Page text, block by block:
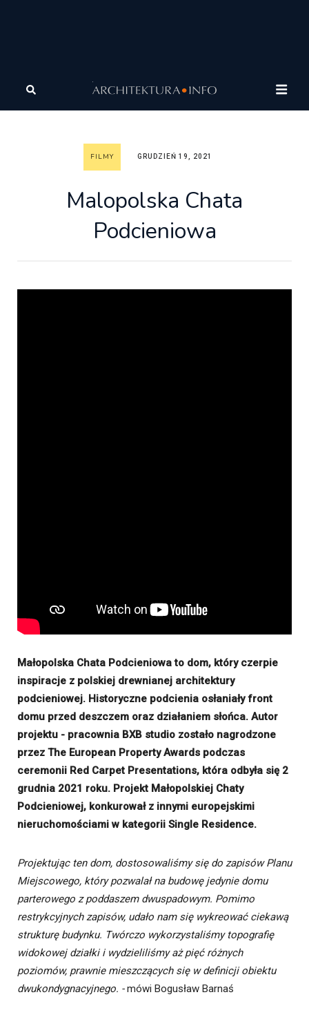
Architektura
Podcieniowa
FILMY GRUDZIEŃ 19, 2021
Malopolska Chata
Podcieniowa
Małopolska Chata Podcieniowa to dom, który czerpie
inspiracje z polskiej drewnianej architektury
podcieniowej. Historyczne podcienia osłaniały front
domu przed deszczem oraz działaniem słońca. Autor
projektu - pracownia BXB studio zostało nagrodzone
przez The European Property Awards podczas
ceremonii Red Carpet Presentations, która odbyła się 2
grudnia 2021 roku. Projekt Małopolskiej Chaty
Podcieniowej, konkurował z innymi europejskimi
nieruchomościami w kategorii Single Residence.
Projektując ten dom, dostosowaliśmy się do zapisów Planu
Miejscowego, który pozwalał na budowę jedynie domu
parterowego z poddaszem dwuspadowym. Pomimo
restrykcyjnych zapisów, udało nam się wykreować ciekawą
strukturę budynku. Twórczo wykorzystaliśmy topografię
widokowej działki i wydzieliliśmy aż pięć różnych
poziomów, prawnie mieszczących się w definicji obiektu
dwukondygnacyjnego. -mówi Bogusław Barnaś